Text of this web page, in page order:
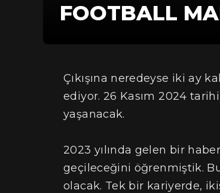
FOOTBALL
Çıkışına neredeyse iki ay
ediyor. 26 Kasım 2024
yaşanacak.
2023 yılında gelen bir
geçileceğini öğrenmiştik.
olacak. Tek bir kariyerde,